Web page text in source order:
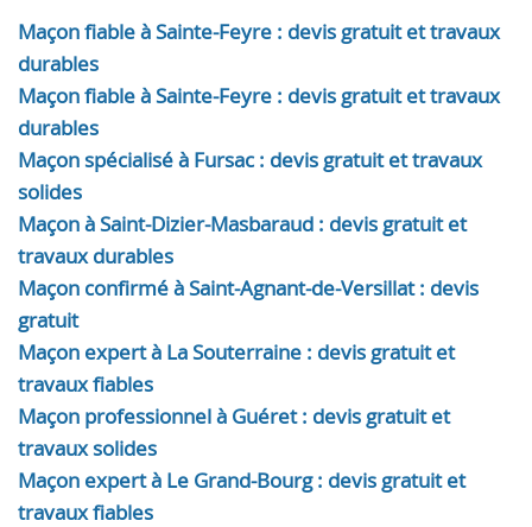
Maçon fiable à Sainte-Feyre : devis gratuit et travaux
durables
Maçon fiable à Sainte-Feyre : devis gratuit et travaux
durables
Maçon spécialisé à Fursac : devis gratuit et travaux
solides
Maçon à Saint-Dizier-Masbaraud : devis gratuit et
travaux durables
Maçon confirmé à Saint-Agnant-de-Versillat : devis
gratuit
Maçon expert à La Souterraine : devis gratuit et
travaux fiables
Maçon professionnel à Guéret : devis gratuit et
travaux solides
Maçon expert à Le Grand-Bourg : devis gratuit et
travaux fiables